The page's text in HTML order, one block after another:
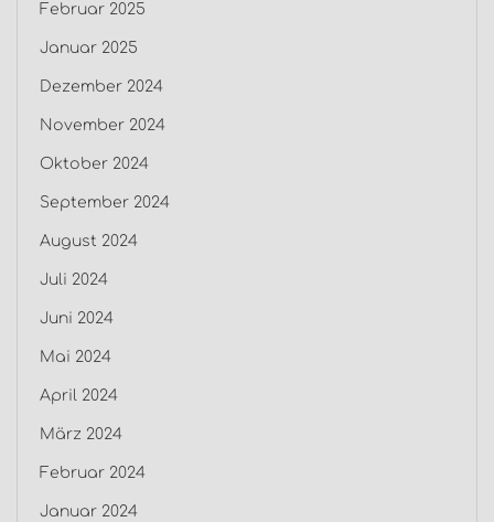
Februar 2025
Januar 2025
Dezember 2024
November 2024
Oktober 2024
September 2024
August 2024
Juli 2024
Juni 2024
Mai 2024
April 2024
März 2024
Februar 2024
Januar 2024